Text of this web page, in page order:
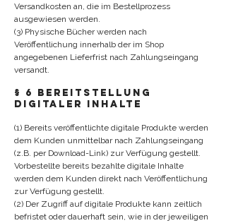
Versandkosten an, die im Bestellprozess
ausgewiesen werden.
(3) Physische Bücher werden nach
Veröffentlichung innerhalb der im Shop
angegebenen Lieferfrist nach Zahlungseingang
versandt.
§ 6 Bereitstellung
digitaler Inhalte
(1) Bereits veröffentlichte digitale Produkte werden
dem Kunden unmittelbar nach Zahlungseingang
(z.B. per Download-Link) zur Verfügung gestellt.
Vorbestellte bereits bezahlte digitale Inhalte
werden dem Kunden direkt nach Veröffentlichung
zur Verfügung gestellt.
(2) Der Zugriff auf digitale Produkte kann zeitlich
befristet oder dauerhaft sein, wie in der jeweiligen